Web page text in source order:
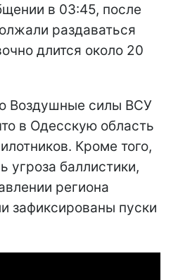
в 03:45, после
раздаваться
длится около 20
Воздушные силы ВСУ
в Одесскую область
Кроме того,
угроза баллистики,
региона
зафиксированы пуски